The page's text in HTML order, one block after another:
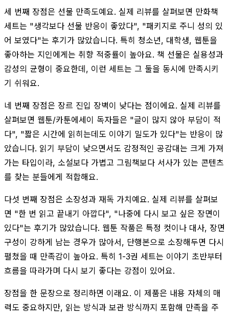
세 번째 장점은 선물 만족도예요. 실제 리뷰를 살펴보면 만화책
세트는 "생각보다 선물 반응이 좋았다", "패키지로 주니 성의 있
어 보였다"는 후기가 많았습니다. 특히 청소년, 대학생, 웹툰을
좋아하는 지인에게는 취향 적중률이 높아요. 책 선물은 실용성과
감성의 균형이 중요한데, 이런 세트는 그 둘을 동시에 만족시키
기 쉬워요.
네 번째 장점은 장르 진입 장벽이 낮다는 점이에요. 실제 리뷰를
살펴보면 웹툰/카툰에세이 독자들은 "글이 많지 않아 부담이 적
다", "짧은 시간에 읽히는데도 이야기 밀도가 있다"는 반응이 많
았습니다. 읽기 부담이 낮으면서도 감정적인 공감대는 크게 가져
가는 타입이라, 소설보다 가볍고 그림책보다 서사가 있는 콘텐츠
를 찾는 분들에게 적합해요.
다섯 번째 장점은 소장성과 재독 가치예요. 실제 리뷰를 살펴보
면 "한 번 읽고 끝내기 아깝다", "나중에 다시 보고 싶은 장면이
있다"는 후기가 많았습니다. 웹툰 작품은 특정 컷이나 대사, 장면
구성이 강하게 남는 경우가 많아서, 단행본으로 소장해두면 다시
펼쳤을 때 만족감이 높아요. 특히 1-3권 세트는 이야기 초반부터
흐름을 따라가며 다시 보기 좋다는 강점이 있어요.
장점을 한 문장으로 정리하면 이래요. 이 제품은 내용 자체의 매
력도 중요하지만, 읽는 방식과 보관 방식까지 포함해 만족을 주